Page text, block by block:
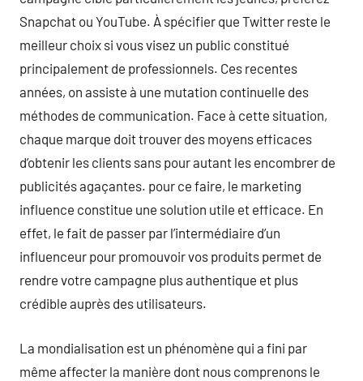
Snapchat ou YouTube. À spécifier que Twitter reste le
meilleur choix si vous visez un public constitué
principalement de professionnels. Ces recentes
années, on assiste à une mutation continuelle des
méthodes de communication. Face à cette situation,
chaque marque doit trouver des moyens efficaces
d’obtenir les clients sans pour autant les encombrer de
publicités agaçantes. pour ce faire, le marketing
influence constitue une solution utile et efficace. En
effet, le fait de passer par l’intermédiaire d’un
influenceur pour promouvoir vos produits permet de
rendre votre campagne plus authentique et plus
crédible auprès des utilisateurs.
La mondialisation est un phénomène qui a fini par
même affecter la manière dont nous comprenons le